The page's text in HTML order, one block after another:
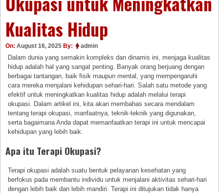
Kualitas Hidup
On: August 16, 2025 By: admin
Dalam dunia yang semakin kompleks dan dinamis ini, menjaga kualitas
hidup adalah hal yang sangat penting. Banyak orang berjuang dengan
berbagai tantangan, baik fisik maupun mental, yang mempengaruhi
cara mereka menjalani kehidupan sehari-hari. Salah satu metode yang
efektif untuk meningkatkan kualitas hidup adalah melalui terapi
okupasi. Dalam artikel ini, kita akan membahas secara mendalam
tentang terapi okupasi, manfaatnya, teknik-teknik yang digunakan,
serta bagaimana Anda dapat memanfaatkan terapi ini untuk mencapai
kehidupan yang lebih baik.
Apa itu Terapi Okupasi?
Terapi okupasi adalah suatu bentuk pelayanan kesehatan yang
berfokus pada membantu individu untuk menjalani aktivitas sehari-hari
dengan lebih baik dan lebih mandiri. Terapi ini ditujukan tidak hanya